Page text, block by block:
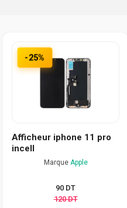
-25%
Afficheur iphone 11 pro
incell
Marque Apple
90 DT
120 DT